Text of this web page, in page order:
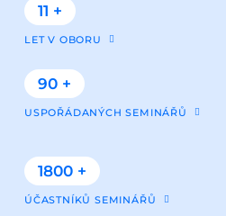
11 +
LET V OBORU
90 +
USPOŘÁDANÝCH SEMINÁŘŮ
1800 +
ÚČASTNÍKŮ SEMINÁŘŮ